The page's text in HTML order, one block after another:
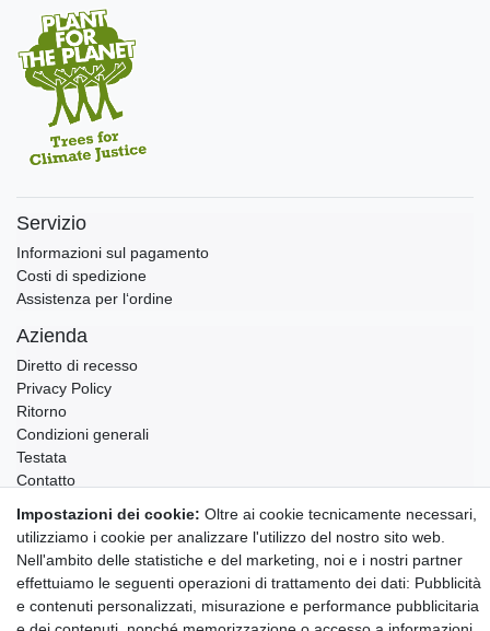
Servizio
Informazioni sul pagamento
Costi di spedizione
Assistenza per l‘ordine
Azienda
Diretto di recesso
Privacy Policy
Ritorno
Condizioni generali
Testata
Contatto
Annullare l'ordine
Notizie sui materiali Montessori e sull'educazione
Montessori.
Informazioni settimanali gratuite
Impostazioni dei cookie: Oltre ai cookie tecnicamente necessari,
utilizziamo i cookie per analizzare l'utilizzo del nostro sito web.
Nell'ambito delle statistiche e del marketing, noi e i nostri partner
effettuiamo le seguenti operazioni di trattamento dei dati: Pubblicità
e contenuti personalizzati, misurazione e performance pubblicitaria